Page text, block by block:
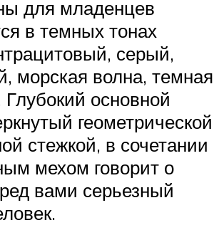
для младенцев
в темных тонах
серый,
морская волна, темная
Глубокий основной
геометрической
стежкой, в сочетании
мехом говорит о
вами серьезный